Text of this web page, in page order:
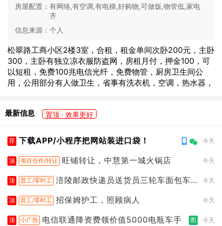
房屋配置： 有网络,有空调,有电梯,好购物,可做饭,物管低,家电
齐
信息来源： 个人
松翠路工商小区2楼3室，合租，租金单间次卧200元，主卧
300，主卧有独立凉衣服防盗网，房租月付，押金100，可
以短租，免费100兆电信光纤，免费物管，厨房卫生间公
用，公用部分有人做卫生，省事有洗衣机，空调，热水器，
最新信息 置顶 · 效果更好
荐 下载APP/小程序把网站装进口袋！ 今天
顶 项目合作/转让 旺铺转让，中慧第一城火锅店 今天
顶 普工/零时工 涪陵邮政快递员送货员三轮车面包车
今天
顶 普工/零时工 招保姆护工，照顾病人 今天
顶 小广告 电信联通降资费领价值5000电瓶车手 图 今天